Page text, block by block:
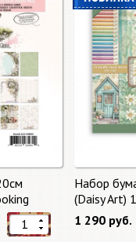
49 Market
Набор
(Daisy Art)
от Stamperia
1 290 руб.